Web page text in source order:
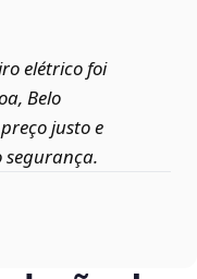
elétrico foi
Belo
justo e